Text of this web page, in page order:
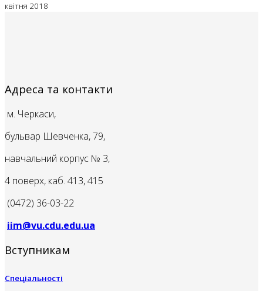
квітня 2018
Адреса та контакти
м. Черкаси,
бульвар Шевченка, 79,
навчальний корпус № 3,
4 поверх, каб. 413, 415
(0472) 36-03-22
iim@vu.cdu.edu.ua
Вступникам
Спеціальності